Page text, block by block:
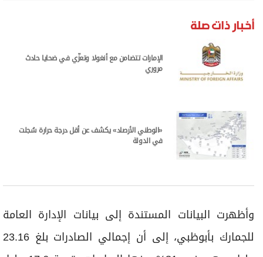
أخبار ذات صلة
الإمارات تتضامن مع أنغولا وتعزّي في ضحايا حادث
مروري
«الوطني الأرصاد» يكشف عن أقل درجة حرارة سُجلت
في الدولة
وأظهرت البيانات المستندة إلى بيانات الإدارة العامة
للجمارك بأبوظبي، إلى أن إجمالي الصادرات بلغ 23.16